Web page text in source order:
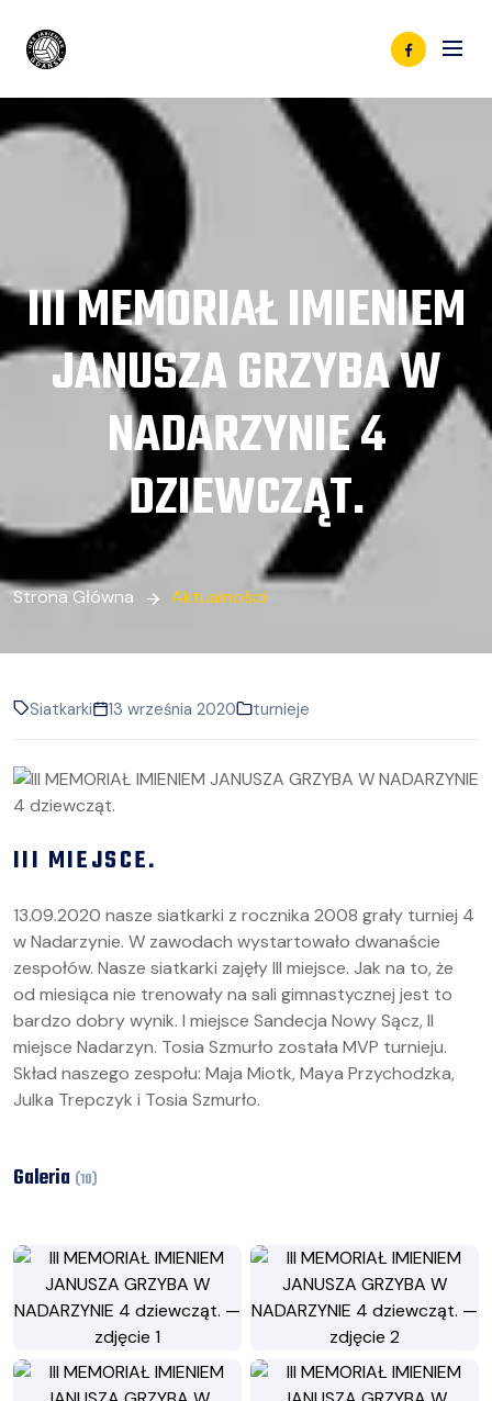
III MEMORIAŁ IMIENIEM
JANUSZA GRZYBA W
NADARZYNIE 4
DZIEWCZĄT.
Strona Główna Aktualności
Siatkarki 13 września 2020 turnieje
III MIEJSCE.
13.09.2020 nasze siatkarki z rocznika 2008 grały turniej 4
w Nadarzynie. W zawodach wystartowało dwanaście
zespołów. Nasze siatkarki zajęły III miejsce. Jak na to, że
od miesiąca nie trenowały na sali gimnastycznej jest to
bardzo dobry wynik. I miejsce Sandecja Nowy Sącz, II
miejsce Nadarzyn. Tosia Szmurło została MVP turnieju.
Skład naszego zespołu: Maja Miotk, Maya Przychodzka,
Julka Trepczyk i Tosia Szmurło.
Galeria (10)